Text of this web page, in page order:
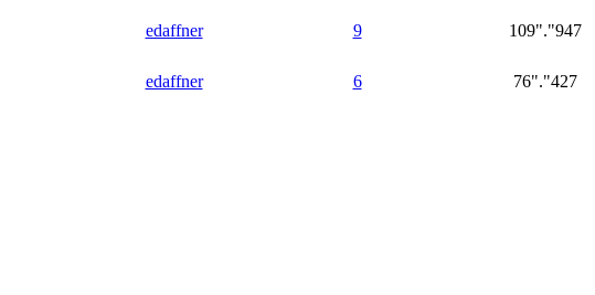
edaffner 9 109"."947
edaffner 6 76"."427